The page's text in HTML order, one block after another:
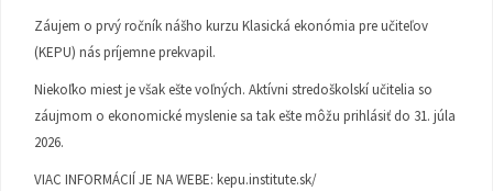
Záujem o prvý ročník nášho kurzu Klasická ekonómia pre učiteľov
(KEPU) nás príjemne prekvapil.
Niekoľko miest je však ešte voľných. Aktívni stredoškolskí učitelia so
záujmom o ekonomické myslenie sa tak ešte môžu prihlásiť do 31. júla
2026.
VIAC INFORMÁCIÍ JE NA WEBE: kepu.institute.sk/